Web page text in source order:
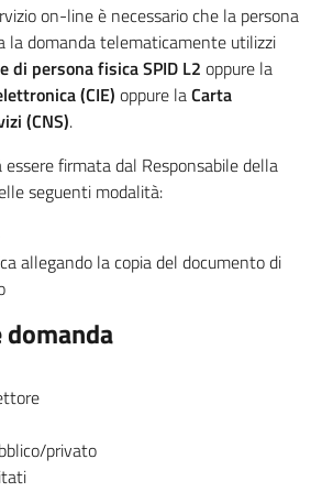
on-line è necessario che la persona
la domanda telematicamente utilizzi
di persona fisica SPID L2 oppure la
(CIE) oppure laCarta
(CNS).
essere firmata dal Responsabile della
seguenti modalità:
allegando la copia del documento di
domanda
privato